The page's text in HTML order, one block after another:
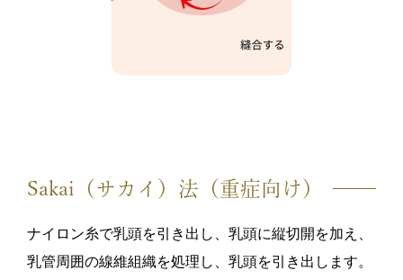
Sakai（サカイ）法（重症向け）
ナイロン糸で乳頭を引き出し、乳頭に縦切開を加え、
乳管周囲の線維組織を処理し、乳頭を引き出します。